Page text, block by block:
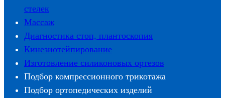
стелек
Массаж
Диагностика стоп, плантоскопия
Кинезиотейпирование
Изготовление силиконовых ортезов
Подбор компрессионного трикотажа
Подбор ортопедических изделий